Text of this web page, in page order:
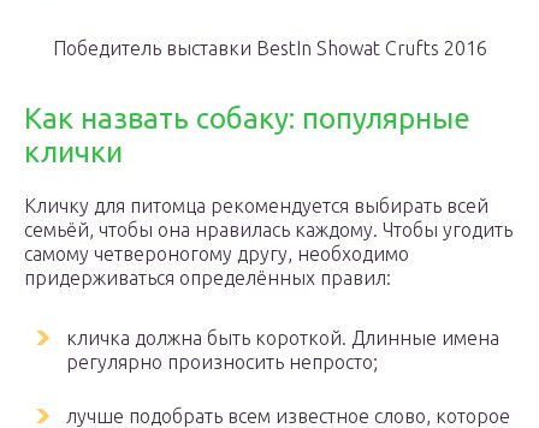
Победитель выставки BestIn Showat Crufts 2016
Как назвать собаку: популярные
клички
Кличку для питомца рекомендуется выбирать всей
семьёй, чтобы она нравилась каждому. Чтобы угодить
самому четвероногому другу, необходимо
придерживаться определённых правил:
кличка должна быть короткой. Длинные имена
регулярно произносить непросто;
лучше подобрать всем известное слово, которое